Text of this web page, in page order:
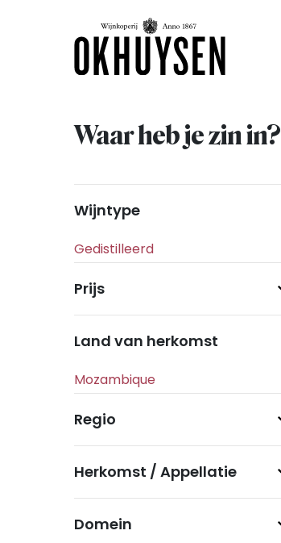
Waar heb je zin in?
Wijntype
Prijs
Land van herkomst
Regio
Herkomst / Appellatie
Domein